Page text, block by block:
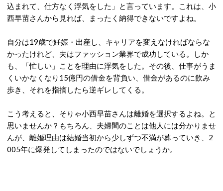
込まれて、仕方なく浮気をした」と言っています。これは、小
西早苗さんから見れば、まったく納得できないですよね。
自分は19歳で妊娠・出産し、キャリアを変えなければならな
かったけれど、夫はファッション業界で成功している。しか
も、「忙しい」ことを理由に浮気をした。その後、仕事がうま
くいかなくなり15億円の借金を背負い、借金があるのに飲み
歩き、それを指摘したら逆ギレしてくる。
こう考えると、そりゃ小西早苗さんは離婚を選択するよね。と
思いませんか？もちろん、夫婦間のことは他人には分かりませ
んが、離婚理由は結婚当初から少しずつ不満が募っていき、2
005年に爆発してしまったのではないでしょうか。